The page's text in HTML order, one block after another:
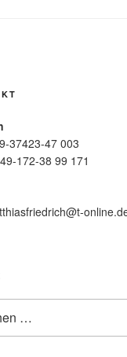
37423-47 003
172-38 99 171